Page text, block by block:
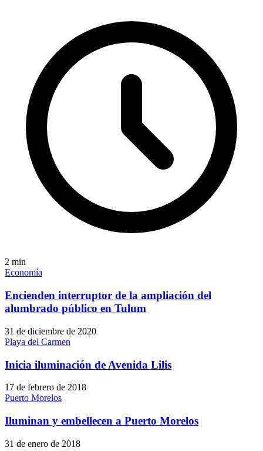
2 min
Economía
Encienden interruptor de la ampliación del
alumbrado público en Tulum
31 de diciembre de 2020
Playa del Carmen
Inicia iluminación de Avenida Lilis
17 de febrero de 2018
Puerto Morelos
Iluminan y embellecen a Puerto Morelos
31 de enero de 2018